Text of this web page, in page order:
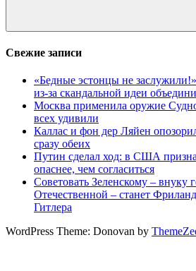
Поиск
Свежие записи
«Бедные эстонцы не
из-за скандальной идеи
Москва применила оружие
всех удивили
Каллас и фон дер Ляйен
сразу обеих
Путин сделал ход: в США
опаснее, чем согласиться
Советовать Зеленскому – внуку
Отечественной – станет
Гитлера
WordPress Theme: Donovan by